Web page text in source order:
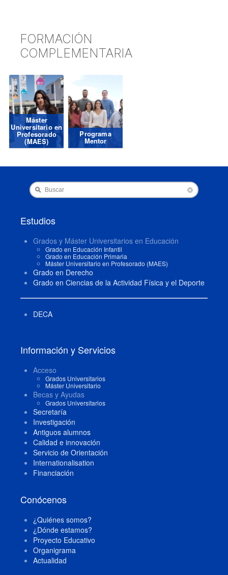
FORMACIÓN
COMPLEMENTARIA
Máster
Universitario en
Profesorado
(MAES)
Programa
Mentor
Buscar
Estudios
Grados y Máster Universitarios en Educación
Grado en Educación Infantil
Grado en Educación Primaria
Máster Universitario en Profesorado (MAES)
Grado en Derecho
Grado en Ciencias de la Actividad Física y el Deporte
DECA
Información y Servicios
Acceso
Grados Universitarios
Máster Universitario
Becas y Ayudas
Grados Universitarios
Secretaría
Investigación
Antiguos alumnos
Calidad e innovación
Servicio de Orientación
Internationalisation
Financiación
Conócenos
¿Quiénes somos?
¿Dónde estamos?
Proyecto Educativo
Organigrama
Actualidad